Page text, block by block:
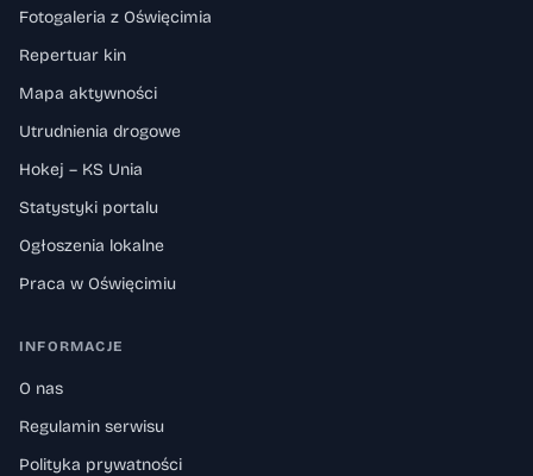
Fotogaleria z Oświęcimia
Repertuar kin
Mapa aktywności
Utrudnienia drogowe
Hokej – KS Unia
Statystyki portalu
Ogłoszenia lokalne
Praca w Oświęcimiu
INFORMACJE
O nas
Regulamin serwisu
Polityka prywatności